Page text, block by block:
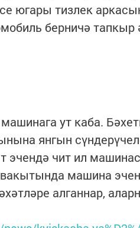
югары тизлек
берничә тапкыр
ут каба.
янгын
эчендә чит ил
машина
алганнар,